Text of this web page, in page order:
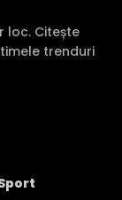
loc. Citește
trenduri